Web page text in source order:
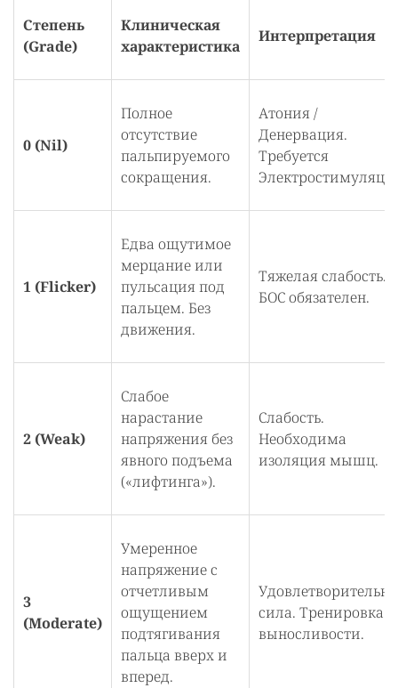
Степень
(Grade)
Клиническая
характеристика
Интерпретация
0 (Nil)
Полное
отсутствие
пальпируемого
сокращения.
Атония /
Денервация.
Требуется
1 (Flicker)
Едва ощутимое
мерцание или
пульсация под
пальцем. Без
движения.
Тяжелая слабость.
БОС обязателен.
2 (Weak)
Слабое
нарастание
напряжения без
явного подъема
(«лифтинга»).
Слабость.
Необходима
изоляция мышц.
3
(Moderate)
Умеренное
напряжение с
отчетливым
ощущением
подтягивания
пальца вверх и
вперед.
сила. Тренировка
выносливости.